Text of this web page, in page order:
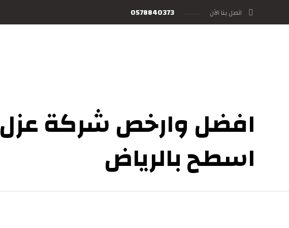
اتصل بنا الآن 0578840373
افضل وارخص شركة عزل
اسطح بالرياض